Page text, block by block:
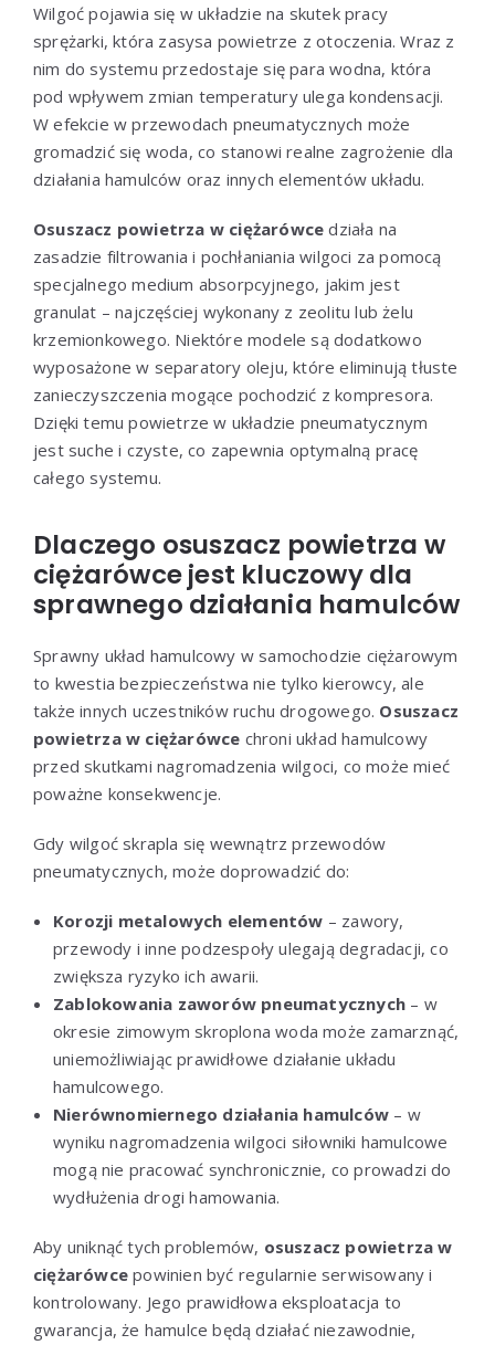
Wilgoć pojawia się w układzie na skutek pracy
sprężarki, która zasysa powietrze z otoczenia. Wraz z
nim do systemu przedostaje się para wodna, która
pod wpływem zmian temperatury ulega kondensacji.
W efekcie w przewodach pneumatycznych może
gromadzić się woda, co stanowi realne zagrożenie dla
działania hamulców oraz innych elementów układu.
Osuszacz powietrza w ciężarówce działa na
zasadzie filtrowania i pochłaniania wilgoci za pomocą
specjalnego medium absorpcyjnego, jakim jest
granulat – najczęściej wykonany z zeolitu lub żelu
krzemionkowego. Niektóre modele są dodatkowo
wyposażone w separatory oleju, które eliminują tłuste
zanieczyszczenia mogące pochodzić z kompresora.
Dzięki temu powietrze w układzie pneumatycznym
jest suche i czyste, co zapewnia optymalną pracę
całego systemu.
Dlaczego osuszacz powietrza w
ciężarówce jest kluczowy dla
sprawnego działania hamulców
Sprawny układ hamulcowy w samochodzie ciężarowym
to kwestia bezpieczeństwa nie tylko kierowcy, ale
także innych uczestników ruchu drogowego. Osuszacz
powietrza w ciężarówce chroni układ hamulcowy
przed skutkami nagromadzenia wilgoci, co może mieć
poważne konsekwencje.
Gdy wilgoć skrapla się wewnątrz przewodów
pneumatycznych, może doprowadzić do:
Korozji metalowych elementów – zawory,
przewody i inne podzespoły ulegają degradacji, co
zwiększa ryzyko ich awarii.
Zablokowania zaworów pneumatycznych – w
okresie zimowym skroplona woda może zamarznąć,
uniemożliwiając prawidłowe działanie układu
hamulcowego.
Nierównomiernego działania hamulców – w
wyniku nagromadzenia wilgoci siłowniki hamulcowe
mogą nie pracować synchronicznie, co prowadzi do
wydłużenia drogi hamowania.
Aby uniknąć tych problemów, osuszacz powietrza w
ciężarówce powinien być regularnie serwisowany i
kontrolowany. Jego prawidłowa eksploatacja to
gwarancja, że hamulce będą działać niezawodnie,